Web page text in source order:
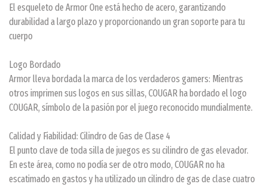
El esqueleto de Armor One está hecho de acero, garantizando
durabilidad a largo plazo y proporcionando un gran soporte para tu
cuerpo
Logo Bordado
Armor lleva bordada la marca de los verdaderos gamers: Mientras
otros imprimen sus logos en sus sillas, COUGAR ha bordado el logo
COUGAR, símbolo de la pasión por el juego reconocido mundialmente.
Calidad y Fiabilidad: Cilindro de Gas de Clase 4
El punto clave de toda silla de juegos es su cilindro de gas elevador.
En este área, como no podía ser de otro modo, COUGAR no ha
escatimado en gastos y ha utilizado un cilindro de gas de clase cuatro